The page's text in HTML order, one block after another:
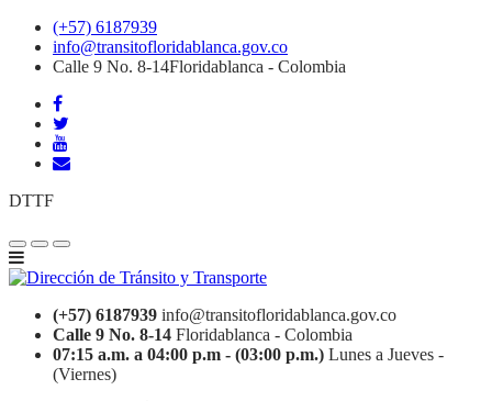
(+57) 6187939
info@transitofloridablanca.gov.co
Calle 9 No. 8-14Floridablanca - Colombia
DTTF
(+57) 6187939 info@transitofloridablanca.gov.co
Calle 9 No. 8-14 Floridablanca - Colombia
07:15 a.m. a 04:00 p.m - (03:00 p.m.) Lunes a Jueves -
(Viernes)